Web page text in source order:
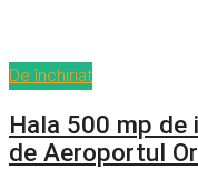
De închiriat
Hala 500 mp de
de Aeroportul